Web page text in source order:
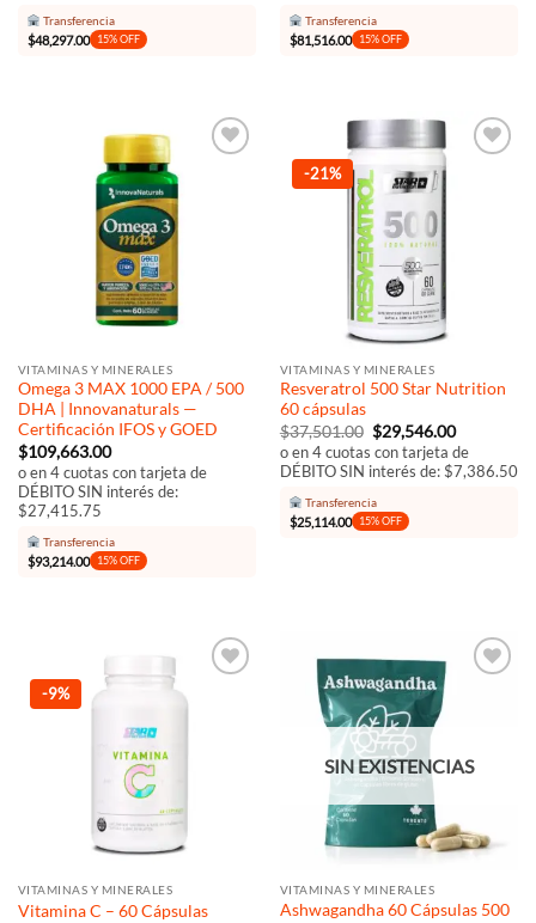
Transferencia
$48,297.00 15% OFF
Transferencia
$81,516.00 15% OFF
VITAMINAS Y MINERALES
Omega 3 MAX 1000 EPA / 500
DHA | Innovanaturals —
Certificación IFOS y GOED
$109,663.00
o en 4 cuotas con tarjeta de
DÉBITO SIN interés de:
$27,415.75
Transferencia
$93,214.00 15% OFF
-21%
VITAMINAS Y MINERALES
Resveratrol 500 Star Nutrition
60 cápsulas
$37,501.00 El
precio
original
era:
$29,546.00El
precio
actual
es:
o en 4 cuotas con tarjeta de
DÉBITO SIN interés de: $7,386.50
Transferencia
$25,114.00 15% OFF
-9%
VITAMINAS Y MINERALES
Vitamina C – 60 Cápsulas
SIN EXISTENCIAS
VITAMINAS Y MINERALES
Ashwagandha 60 Cápsulas 500